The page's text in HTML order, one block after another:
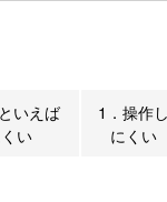
いえば
い
1．操作し
にくい